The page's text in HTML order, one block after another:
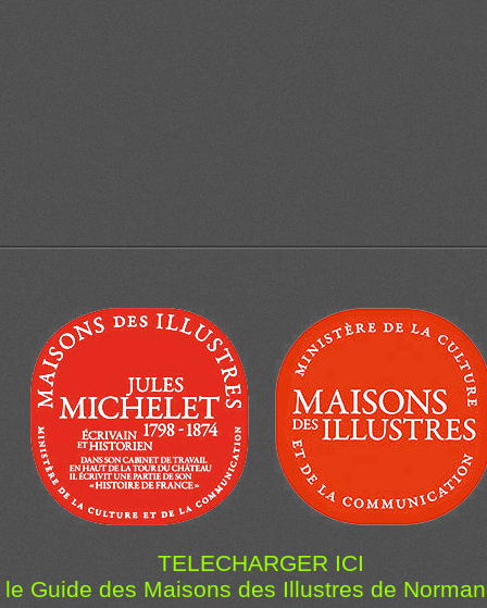
TELECHARGER ICI
le Guide des Maisons des Illustres de